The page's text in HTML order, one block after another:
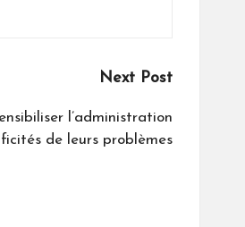
Next Post
l’administration
de leurs problèmes